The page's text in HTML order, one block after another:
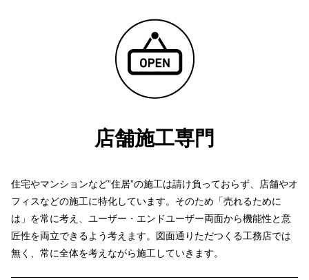
店舗施工専門
住宅やマンションなど”住居”の施工は請け負っておらず、店舗やオ
フィスなどの施工に特化しています。 そのため「売れるために
は」を常に考え、ユーザー・エンドユーザー両面から機能性と意
匠性を両立できるよう考えます。 図面通りただつくる工務店では
無く、常に全体を考えながら施工していきます。